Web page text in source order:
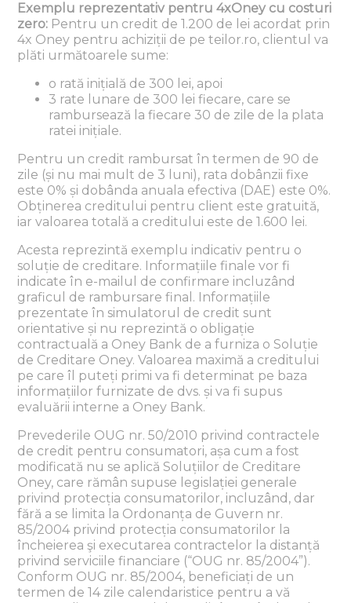
Exemplu reprezentativ pentru 4xOney cu costuri
zero: Pentru un credit de 1.200 de lei acordat prin
4x Oney pentru achiziții de pe teilor.ro, clientul va
plăti următoarele sume:
o rată inițială de 300 lei, apoi
3 rate lunare de 300 lei fiecare, care se
rambursează la fiecare 30 de zile de la plata
ratei inițiale.
Pentru un credit rambursat în termen de 90 de
zile (și nu mai mult de 3 luni), rata dobânzii fixe
este 0% și dobânda anuala efectiva (DAE) este 0%.
Obținerea creditului pentru client este gratuită,
iar valoarea totală a creditului este de 1.600 lei.
Acesta reprezintă exemplu indicativ pentru o
soluție de creditare. Informațiile finale vor fi
indicate în e-mailul de confirmare incluzând
graficul de rambursare final. Informațiile
prezentate în simulatorul de credit sunt
orientative și nu reprezintă o obligație
contractuală a Oney Bank de a furniza o Soluție
de Creditare Oney. Valoarea maximă a creditului
pe care îl puteți primi va fi determinat pe baza
informațiilor furnizate de dvs. și va fi supus
evaluării interne a Oney Bank.
Prevederile OUG nr. 50/2010 privind contractele
de credit pentru consumatori, așa cum a fost
modificată nu se aplică Soluțiilor de Creditare
Oney, care rămân supuse legislației generale
privind protecția consumatorilor, incluzând, dar
fără a se limita la Ordonanța de Guvern nr.
85/2004 privind protecția consumatorilor la
încheierea şi executarea contractelor la distanță
privind serviciile financiare (“OUG nr. 85/2004”).
Conform OUG nr. 85/2004, beneficiați de un
termen de 14 zile calendaristice pentru a vă